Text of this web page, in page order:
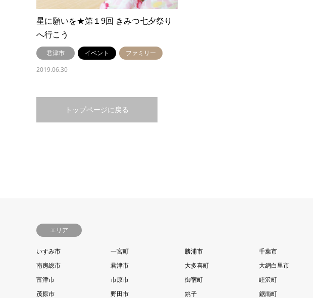
星に願いを★第１9回 きみつ七夕祭り
へ行こう
君津市 イベント
ファミリー
2019.06.30
トップページに戻る
エリア
いすみ市 一宮町 勝浦市
千葉市
南房総市
君津市 大多喜町
大網白里市
富津市
市原市 御宿町
睦沢町
茂原市
野田市 銚子
鋸南町